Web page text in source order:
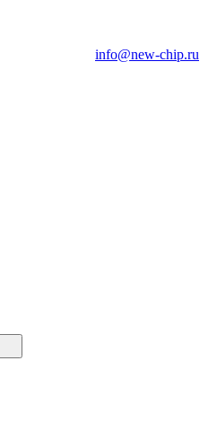
info@new-chip.ru